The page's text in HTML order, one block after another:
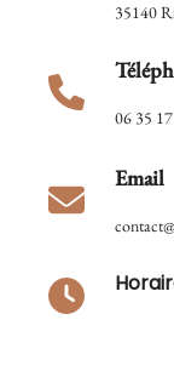
35140
06 35
Email